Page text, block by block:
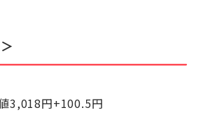
3,018円+100.5円